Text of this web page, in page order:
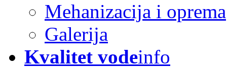
Mehanizacija i oprema
Galerija
Kvalitet vodeinfo